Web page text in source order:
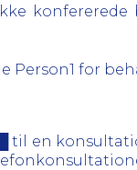
Person1 for
til en